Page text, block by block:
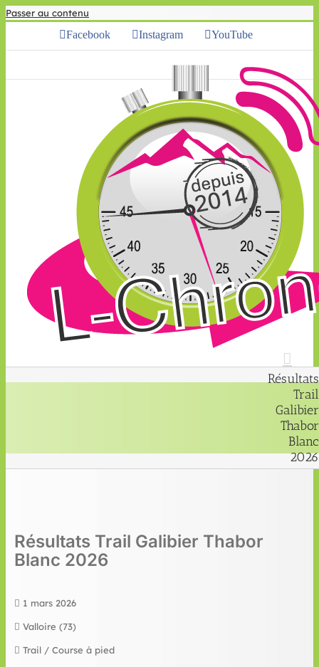
Passer au contenu
Facebook Instagram YouTube
Résultats
Trail
Galibier
Thabor
Blanc
2026
Résultats Trail Galibier Thabor
Blanc 2026
1 mars 2026
Valloire (73)
Trail / Course à pied